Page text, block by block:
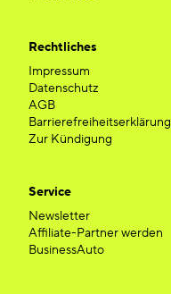
Rechtliches
Impressum
Datenschutz
AGB
Barrierefreiheitserklärung
Zur Kündigung
Service
Newsletter
Affiliate-Partner werden
BusinessAuto